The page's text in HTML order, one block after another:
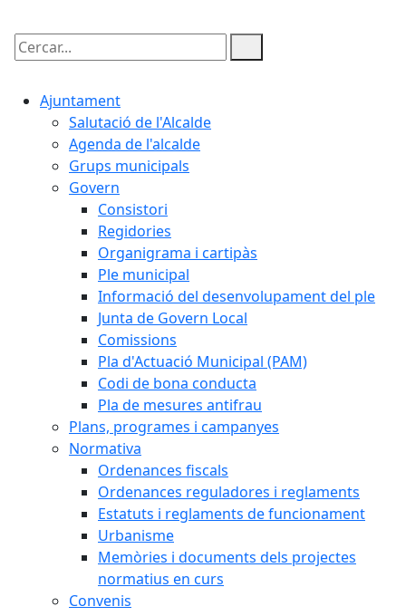
Cercar:
Ajuntament
Salutació de l'Alcalde
Agenda de l'alcalde
Grups municipals
Govern
Consistori
Regidories
Organigrama i cartipàs
Ple municipal
Informació del desenvolupament del ple
Junta de Govern Local
Comissions
Pla d'Actuació Municipal (PAM)
Codi de bona conducta
Pla de mesures antifrau
Plans, programes i campanyes
Normativa
Ordenances fiscals
Ordenances reguladores i reglaments
Estatuts i reglaments de funcionament
Urbanisme
Memòries i documents dels projectes
normatius en curs
Convenis